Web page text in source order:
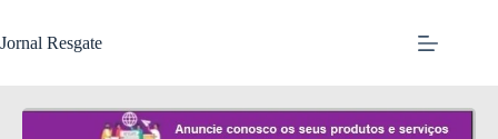
Jornal Resgate